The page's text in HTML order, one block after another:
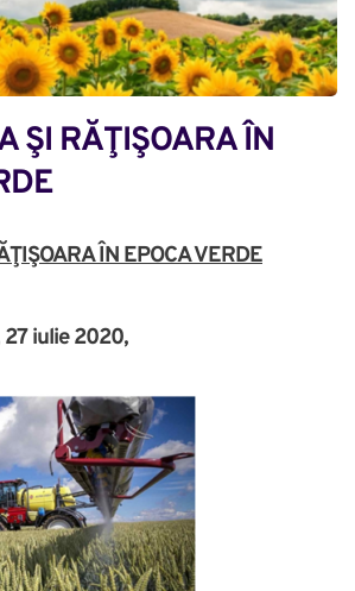
ŞI RĂŢIŞOARA ÎN
ÎN EPOCA VERDE
27 iulie 2020,